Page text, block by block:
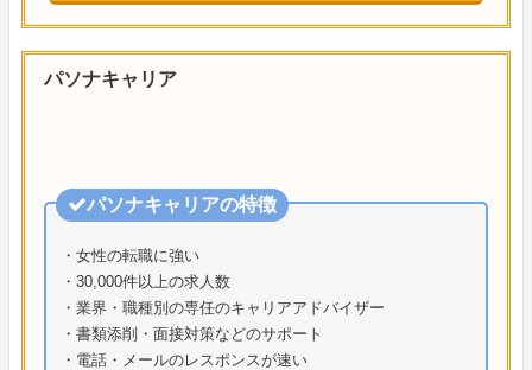
パソナキャリア
パソナキャリアの特徴
・女性の転職に強い
・30,000件以上の求人数
・業界・職種別の専任のキャリアアドバイザー
・書類添削・面接対策などのサポート
・電話・メールのレスポンスが速い